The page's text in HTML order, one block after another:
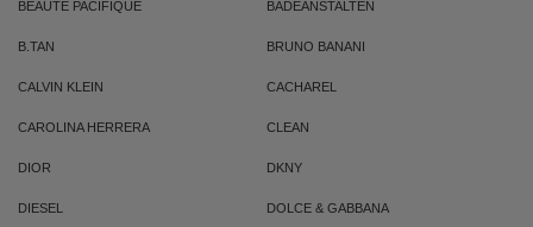
BEAUTE PACIFIQUE BADEANSTALTEN
B.TAN BRUNO BANANI
CALVIN KLEIN CACHAREL
CAROLINA HERRERA CLEAN
DIOR DKNY
DIESEL DOLCE & GABBANA